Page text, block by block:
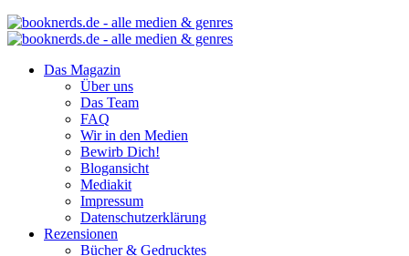
Das Magazin
Über uns
Das Team
FAQ
Wir in den Medien
Bewirb Dich!
Blogansicht
Mediakit
Impressum
Datenschutzerklärung
Rezensionen
Bücher & Gedrucktes